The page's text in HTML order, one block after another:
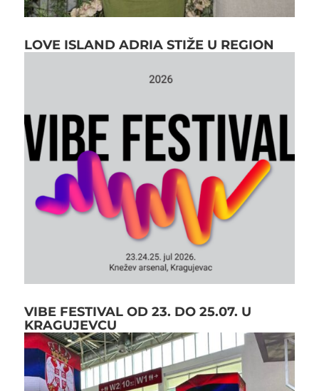
LOVE ISLAND ADRIA STIŽE U REGION
VIBE FESTIVAL OD 23. DO 25.07. U
KRAGUJEVCU